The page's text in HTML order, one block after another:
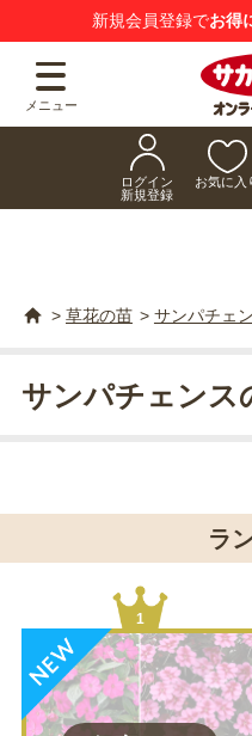
【注意喚起】悪質な
メニュー
ログイン
新規登録
お気に入
> 草花の苗 > サンパチェ
サンパチェンス
ラ
1